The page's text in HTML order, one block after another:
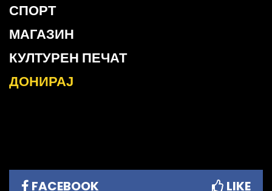
СПОРТ
МАГАЗИН
КУЛТУРЕН ПЕЧАТ
ДОНИРАЈ
FACEBOOK LIKE